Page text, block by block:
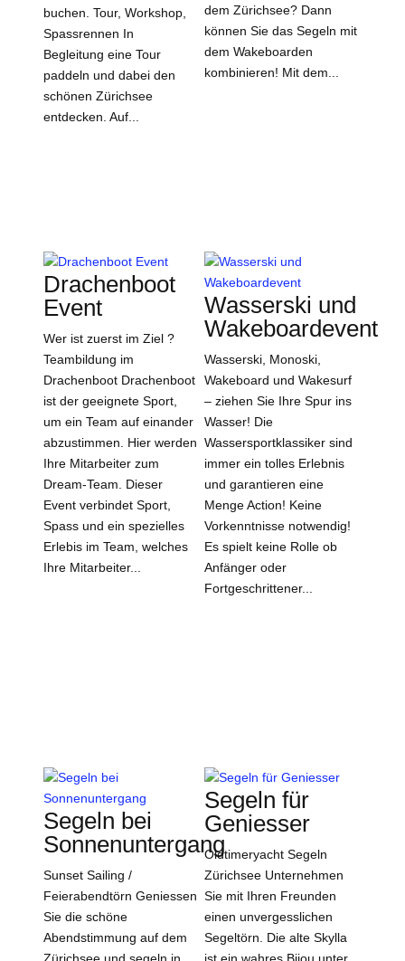
buchen. Tour, Workshop,
Spassrennen In
Begleitung eine Tour
paddeln und dabei den
schönen Zürichsee
entdecken. Auf...
dem Zürichsee? Dann
können Sie das Segeln mit
dem Wakeboarden
kombinieren! Mit dem...
Drachenboot
Event
Wer ist zuerst im Ziel ?
Teambildung im
Drachenboot Drachenboot
ist der geeignete Sport,
um ein Team auf einander
abzustimmen. Hier werden
Ihre Mitarbeiter zum
Dream-Team. Dieser
Event verbindet Sport,
Spass und ein spezielles
Erlebis im Team, welches
Ihre Mitarbeiter...
Wasserski und
Wakeboardevent
Wasserski, Monoski,
Wakeboard und Wakesurf
– ziehen Sie Ihre Spur ins
Wasser! Die
Wassersportklassiker sind
immer ein tolles Erlebnis
und garantieren eine
Menge Action! Keine
Vorkenntnisse notwendig!
Es spielt keine Rolle ob
Anfänger oder
Fortgeschrittener...
Segeln bei
Sonnenuntergang
Sunset Sailing /
Feierabendtörn Geniessen
Sie die schöne
Abendstimmung auf dem
Segeln für
Geniesser
Oldtimeryacht Segeln
Zürichsee Unternehmen
Sie mit Ihren Freunden
einen unvergesslichen
Segeltörn. Die alte Skylla